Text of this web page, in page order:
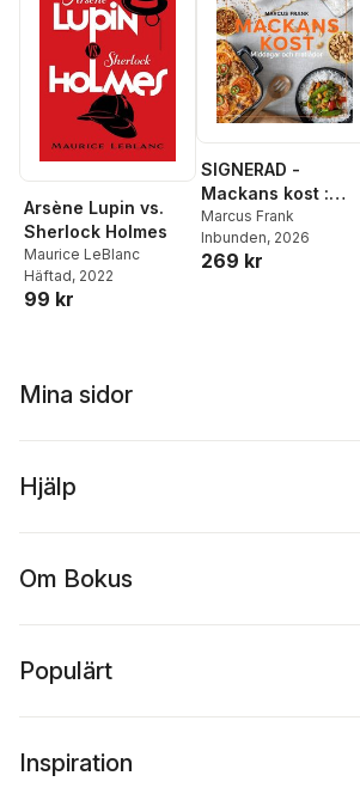
Arsène Lupin vs.
Sherlock Holmes
Maurice LeBlanc
Häftad, 2022
99 kr
SIGNERAD -
Mackans kost :
Middagar och
matlådor
Marcus Frank
Inbunden, 2026
269 kr
Mina sidor
Hjälp
Om Bokus
Populärt
Inspiration